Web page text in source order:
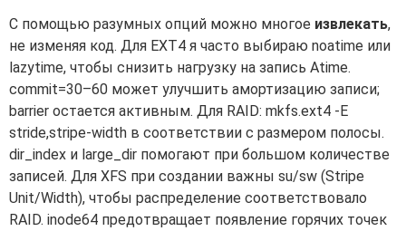
С помощью разумных опций можно многое извлекать,
не изменяя код. Для EXT4 я часто выбираю noatime или
lazytime, чтобы снизить нагрузку на запись Atime.
commit=30–60 может улучшить амортизацию записи;
barrier остается активным. Для RAID: mkfs.ext4 -E
stride,stripe-width в соответствии с размером полосы.
dir_index и large_dir помогают при большом количестве
записей. Для XFS при создании важны su/sw (Stripe
Unit/Width), чтобы распределение соответствовало
RAID. inode64 предотвращает появление горячих точек